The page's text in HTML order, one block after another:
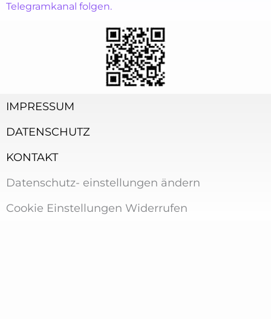
Telegramkanal folgen.
IMPRESSUM
DATENSCHUTZ
KONTAKT
Datenschutz- einstellungen ändern
Cookie Einstellungen Widerrufen